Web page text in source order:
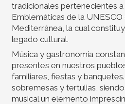
tradicionales pertenecientes
Emblemáticas de la UNESCO
Mediterránea, la cual
legado cultural.
Música y gastronomía
presentes en nuestros
familiares, fiestas y
sobremesas y tertulias,
musical un elemento